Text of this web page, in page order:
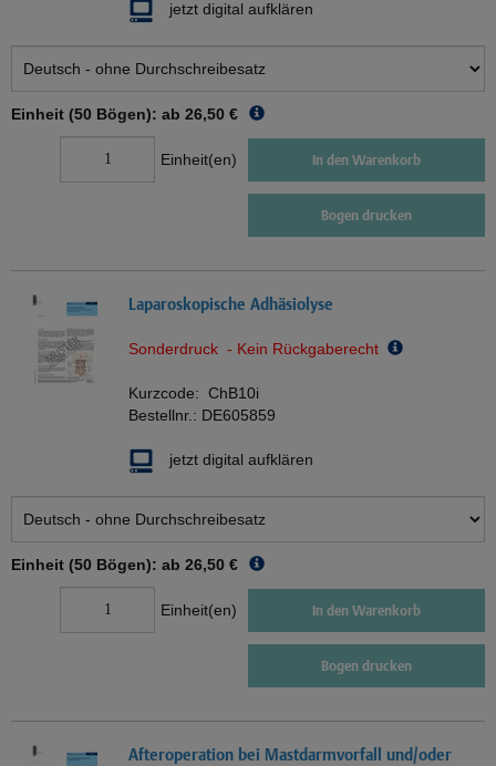
jetzt digital aufklären
Einheit (50 Bögen): ab 26,50 €
Einheit(en) In den Warenkorb
Bogen drucken
Laparoskopische Adhäsiolyse
Sonderdruck - Kein Rückgaberecht
Kurzcode: ChB10i
Bestellnr.: DE605859
jetzt digital aufklären
Einheit (50 Bögen): ab 26,50 €
Einheit(en) In den Warenkorb
Bogen drucken
Afteroperation bei Mastdarmvorfall und/oder